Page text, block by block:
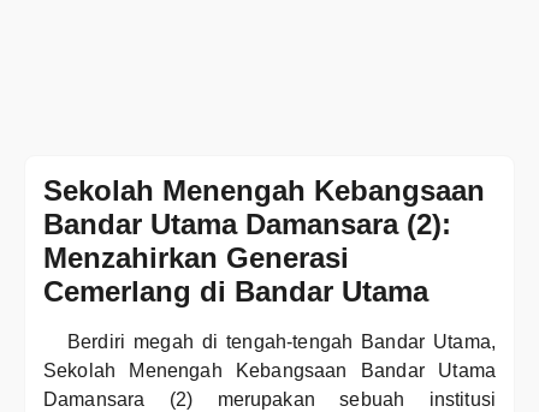
Sekolah Menengah Kebangsaan
Bandar Utama Damansara (2):
Menzahirkan Generasi
Cemerlang di Bandar Utama
Berdiri megah di tengah-tengah Bandar Utama,
Sekolah Menengah Kebangsaan Bandar Utama
Damansara (2) merupakan sebuah institusi